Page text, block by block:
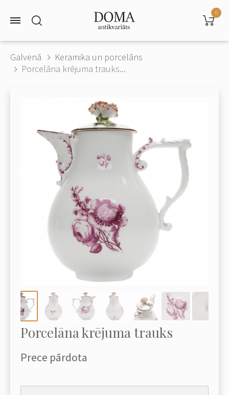
0
Galvenā
Keramika un porcelāns
Porcelāna krējuma trauks...
Porcelāna krējuma trauks
Prece pārdota